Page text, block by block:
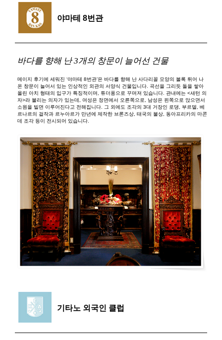
야마테 8번관
바다를 향해 난 3개의 창문이 늘어선 건물
메이지 후기에 세워진 ‘야마테 8번관’은 바다를 향해 난 사다리꼴 모양의 볼록 튀어 나
온 창문이 늘어서 있는 인상적인 외관의 서양식 건물입니다. 곡선을 그리듯 돌을 쌓아
올린 아치 형태의 입구가 특징적이며, 튜더풍으로 꾸며져 있습니다. 관내에는 <새턴 의
자>라 불리는 의자가 있는데, 여성은 정면에서 오른쪽으로, 남성은 왼쪽으로 앉으면서
소원을 빌면 이루어진다고 전해집니다. 그 외에도 조각의 3대 거장인 로댕, 부르델, 베
르나르의 걸작과 르누아르가 만년에 제작한 브론즈상, 태국의 불상, 동아프리카의 마콘
데 조각 등이 전시되어 있습니다.
기타노 외국인 클럽